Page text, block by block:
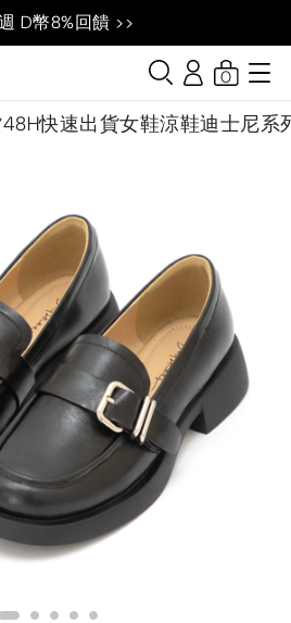
D幣8%回饋 >>
快速出貨女鞋涼鞋迪士尼系
0